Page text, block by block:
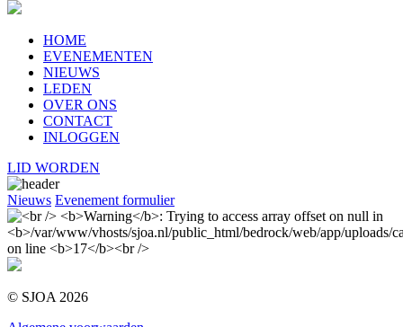
HOME
EVENEMENTEN
NIEUWS
LEDEN
OVER ONS
CONTACT
INLOGGEN
LID WORDEN
Nieuws Evenement formulier
© SJOA 2026